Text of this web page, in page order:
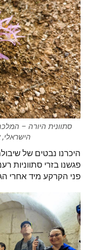
סתוונית היורה –
היכרנו נבטים של
פגשנו בזרי סתווניות
פני הקרקע מיד אחרי